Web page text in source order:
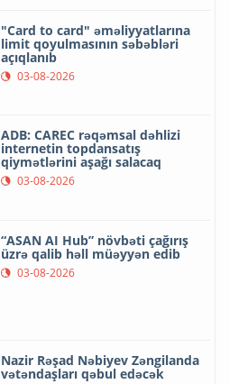
"Card to card" əməliyyatlarına
limit qoyulmasının səbəbləri
açıqlanıb
03-08-2026
ADB: CAREC rəqəmsal dəhlizi
internetin topdansatış
qiymətlərini aşağı salacaq
03-08-2026
“ASAN AI Hub” növbəti çağırış
üzrə qalib həll müəyyən edib
03-08-2026
Nazir Rəşad Nəbiyev Zəngilanda
vətəndaşları qəbul edəcək